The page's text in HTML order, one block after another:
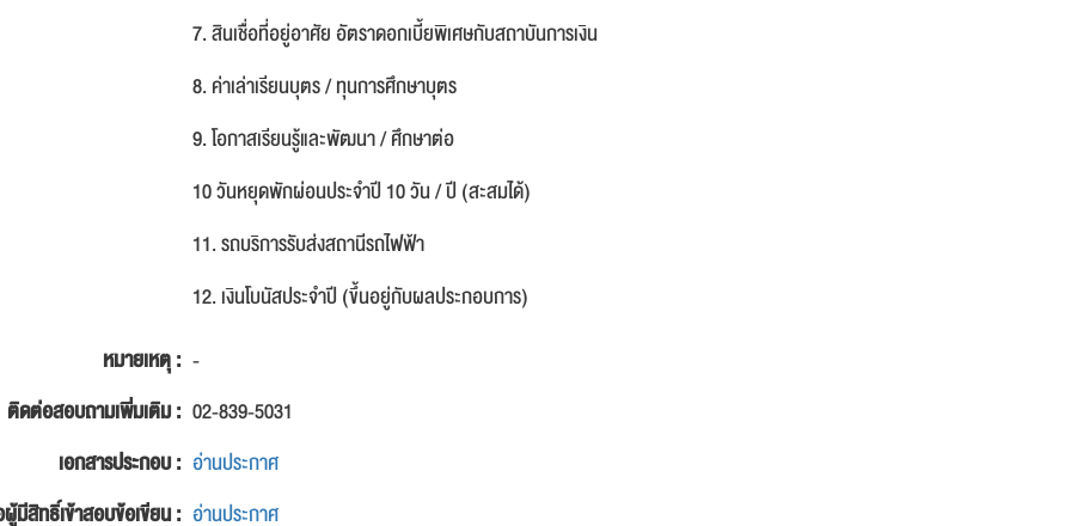
7. สินเชื่อที่อยู่อาศัย อัตราดอกเบี้ยพิเศษกับสถาบันการเงิน
8. ค่าเล่าเรียนบุตร / ทุนการศึกษาบุตร
9. โอกาสเรียนรู้และพัฒนา / ศึกษาต่อ
10 วันหยุดพักผ่อนประจำปี 10 วัน / ปี (สะสมได้)
11. รถบริการรับส่งสถานีรถไฟฟ้า
12. เงินโบนัสประจำปี (ขึ้นอยู่กับผลประกอบการ)
หมายเหตุ : -
ติดต่อสอบถามเพิ่มเติม : 02-839-5031
เอกสารประกอบ : อ่านประกาศ
มีสิทธิ์เข้าสอบข้อเขียน : อ่านประกาศ